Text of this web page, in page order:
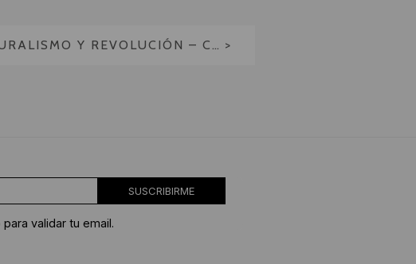
MÉXICO: MURALISMO Y REVOLUCIÓN – CICLOS DE CHARLAS DIDEROT.ART
SUSCRIBIRME
validar tu email.